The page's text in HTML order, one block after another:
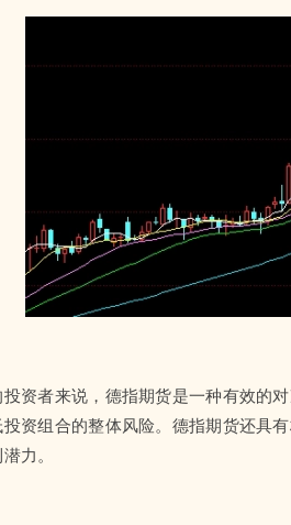
资者来说，德指期货是一种有效的
资组合的整体风险。德指期货还具
力。